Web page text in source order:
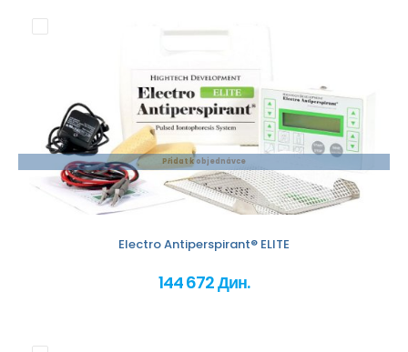
Přidat k objednávce
Electro Antiperspirant® ELITE
144 672 Дин.